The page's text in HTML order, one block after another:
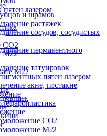
лазером
CO2
M22
М22
и шрамов
растяжек
сосудов, сосудистых
перманентного
татуировок
пятен лазером
акне, постакне
CO2
M22